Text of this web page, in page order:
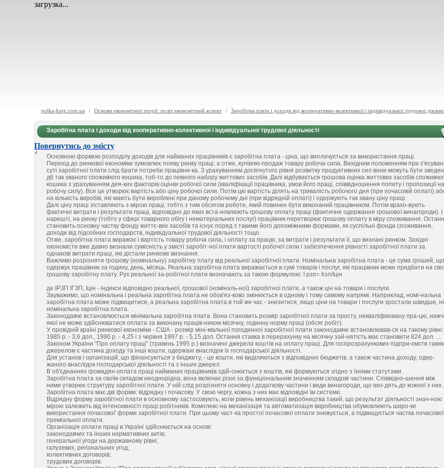
загрузка...
polka-knig.com.ua / Основи економічної теорії: політ економічний аспект / Заробітна плата і доходи від кооперативно-колективної і індивідуальної трудової
Заробітна плата і доходи від кооперативно-колективної і індивідуальної трудової діяльності
Повернутись до змісту
Основною формою розподілу доходів для найманих працівників є заробітна плата - ціна, що виплачується за використання праці.
Перехід до ринкової економіки зумовлює появу ринку праці, а отже, купівлю-продаж товару робоча сила. Вихідним положенням при
суті заробітної плати слід брати потреби працівни-ка. З урахуванням досягнутого рівня розвитку продуктивних сил вони можуть бути
д6 так званого споживчого кошика, тоб-то до певного набору життєвих засобів. Далі відбувається грошова оцінка життєвих засобів
кошика з урахуванням дея-ких факторів оцінки робочої сили (кваліфікації працівника, умов його праці, співвідношення попиту і пропозиції на
робочу силу). Все це утворює вартість або ціну робочої сили. Потім цю вартість ділять на тривалість робочого дня (при почасовій оплаті)
на кількість виробів, які мають бути вироблені при даному робочому дні (при відрядній оплаті) і одержують так звану ціну праці.
Далі ціну праці зіставляють з мірою праці, тобто з тим обсягом роботи, який повинен бути виконаний працівником. Потім врахо-вують
фактичні витрати і результати праці, відповідно до яких вста-новлюють грошову оплату праці (фактичне одержання грошової винагороди). І
нарешті, на ринку (тобто у сфері товарного обігу і нематеріальних послуг) працівник перетворює грошову оплату в міру споживання.
становить основну частку фонду життє-вих засобів та існує поряд з такими його допоміжними формами, як суспільні фонди споживання,
доходи від підсобних господарств, індивідуальної трудової діяльності тощо.
Отже, заробітна плата виражає і вартість товару робоча сила, і оплату за працю, за витрати і результати її, що визнані ринком. Західні
економісти вже давно визнали сумісність у змісті заробіт-ної плати вартості робочої сили і забезпечення рівності заробітної плати за
однакові витрати праці, які дістали ринкове визнання.
Важливо розрізняти грошову (номінальну) заробітну плату від реальної заробітної плати. Номінальна заробітна плата - це сума грошей, що
одержує працівник за годину, день, місяць. Реальна заробітна плата виражається в сумі товарів і послуг, які працівник може придбати на
грошову заробітну плату. Рух реальної за-робітної плати визначають за такою формулою: І рзп= Ігзп/Іцін
де IРЗП ІГЗП, Іцін - індекси відповідно реальної, грошової (номіналь-ної) заробітної плати, а також цін на товари і послуги.
Зауважимо, що номінальна і реальна заробітна плата не обов'яз-ково змінюється в одному і тому самому напрямі. Наприклад, номі-нальна
заробітна плата може підвищитися, а реальна заробітна плата в той же час - знизитися, якщо ціни на товари і послуги зростали швидше,
номінальна заробітна плата.
Законодавче встановлюється мінімальна заробітна плата. Вона становить розмір заробітної плати за просту, некваліфіковану пра-цю,
якої не може здійснюватися оплата за виконану праців-ником місячну, годинну норму праці (обсяг робіт).
У провідній країні ринкової економіки - США - розмір міні-мальної погодинної заробітної плати законодавче встановлював-ся на такому рівні:
1985 р. - 3,6 дол., 1990 р. - 4,25 і з червня 1997 р. - 5,15 дол. Остання ставка в перерахунку на місячну зай-нятість має становити 824 дол. ...
Законом України "Про оплату праці" (травень 1995 р.) визначені джерела коштів на оплату праці. Для госпрозрахункових підпри-ємств
джерелом є частина доходу та інші кошти, одержані внаслідок їх господарської діяльності.
Для установ і організацій, що фінансуються з бюджету, - це кошти, які виділяються з відповідних бюджетів, а також частина доходу, одер-
жаного внаслідок господарської діяльності та з інших джерел.
В об'єднаннях громадян оплата праці найманих працівників здій-снюється з коштів, які формуються згідно з їхніми статутами.
Заробітна плата за своїм складом неоднорідна, вона включає різні за функціональним значенням складові частини. Співвідно-шення між
ними утворює структуру заробітної плати. У ній слід розрізняти основну і додаткову частини і види винагороди, що вхо-дять до кожної з них.
Заробітна плата має дві форми: відрядну і почасову. У свою чергу, кожна з них має відповідні їм системи.
Відрядну форму заробітної плати в основному застосовують, коли рівень механізації виробництва такий, що результат діяльності знач-ною
мірою залежить від інтенсивності праці робітників. Комплекс-на механізація та автоматизація виробництва обумовлюють широ-ке
використання почасової' форми заробітної плати. При цьому част-ка простої почасової оплати знижується, а підвищується частка почасової
преміальної оплати.
Організація оплати праці в Україні здійснюється на основі:
законодавчих та інших нормативних актів;
генеральної угоди на державному рівні;
галузевих, регіональних угод;
колективних договорів;
трудових договорів.